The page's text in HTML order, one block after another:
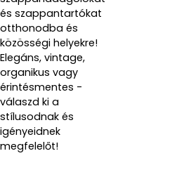
és szappantartókat
otthonodba és
közösségi helyekre!
Elegáns, vintage,
organikus vagy
érintésmentes -
válaszd ki a
stílusodnak és
igényeidnek
megfelelőt!